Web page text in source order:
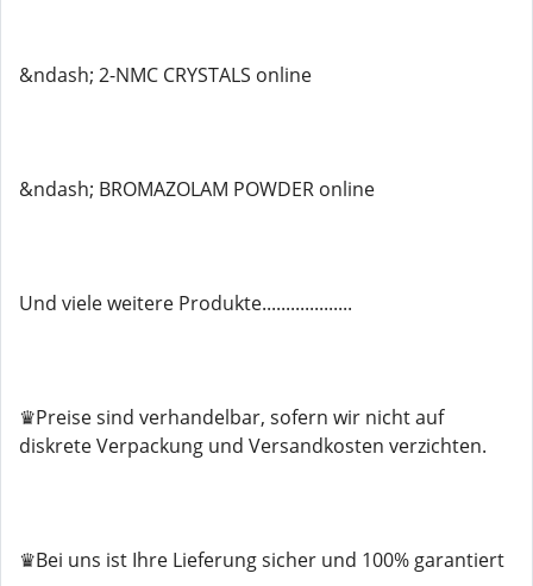
&ndash; 2-NMC CRYSTALS online
&ndash; BROMAZOLAM POWDER online
Und viele weitere Produkte...................
♛Preise sind verhandelbar, sofern wir nicht auf
diskrete Verpackung und Versandkosten verzichten.
♛Bei uns ist Ihre Lieferung sicher und 100% garantiert